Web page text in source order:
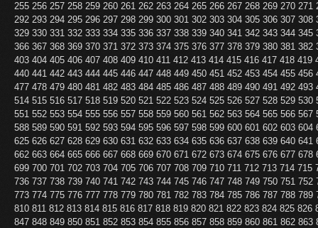
255 256 257 258 259 260 261 262 263 264 265 266 267 268 269 270 271
292 293 294 295 296 297 298 299 300 301 302 303 304 305 306 307 308
329 330 331 332 333 334 335 336 337 338 339 340 341 342 343 344 345
366 367 368 369 370 371 372 373 374 375 376 377 378 379 380 381 382
403 404 405 406 407 408 409 410 411 412 413 414 415 416 417 418 419
440 441 442 443 444 445 446 447 448 449 450 451 452 453 454 455 456
477 478 479 480 481 482 483 484 485 486 487 488 489 490 491 492 493
514 515 516 517 518 519 520 521 522 523 524 525 526 527 528 529 530
551 552 553 554 555 556 557 558 559 560 561 562 563 564 565 566 567
588 589 590 591 592 593 594 595 596 597 598 599 600 601 602 603 604
625 626 627 628 629 630 631 632 633 634 635 636 637 638 639 640 641
662 663 664 665 666 667 668 669 670 671 672 673 674 675 676 677 678
699 700 701 702 703 704 705 706 707 708 709 710 711 712 713 714 715
736 737 738 739 740 741 742 743 744 745 746 747 748 749 750 751 752
773 774 775 776 777 778 779 780 781 782 783 784 785 786 787 788 789
810 811 812 813 814 815 816 817 818 819 820 821 822 823 824 825 826
847 848 849 850 851 852 853 854 855 856 857 858 859 860 861 862 863